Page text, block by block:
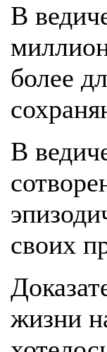
В
более
В
своих
жизни